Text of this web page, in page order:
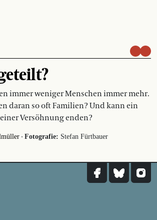
immer weniger Menschen immer mehr.
daran so oft Familien? Und kann ein
Versöhnung enden?
· Fotografie: Stefan Fürtbauer